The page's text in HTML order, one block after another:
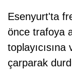
Esenyurt'ta
önce trafoya
çarparak